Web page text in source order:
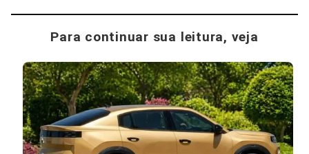
Para continuar sua leitura, veja